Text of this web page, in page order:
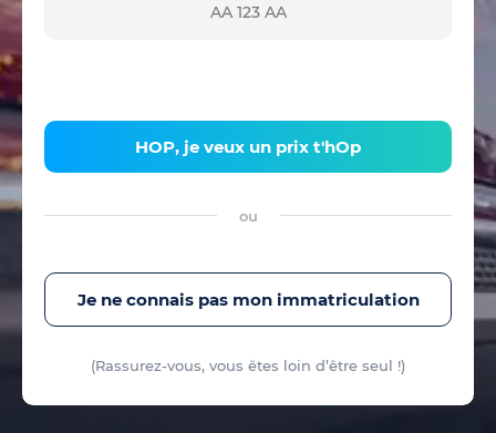
HOP, je veux un prix t'hOp
ou
Je ne connais pas mon immatriculation
(Rassurez-vous, vous êtes loin d’être seul !)